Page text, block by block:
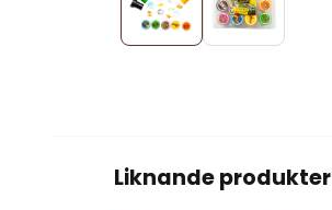
Liknande produkter